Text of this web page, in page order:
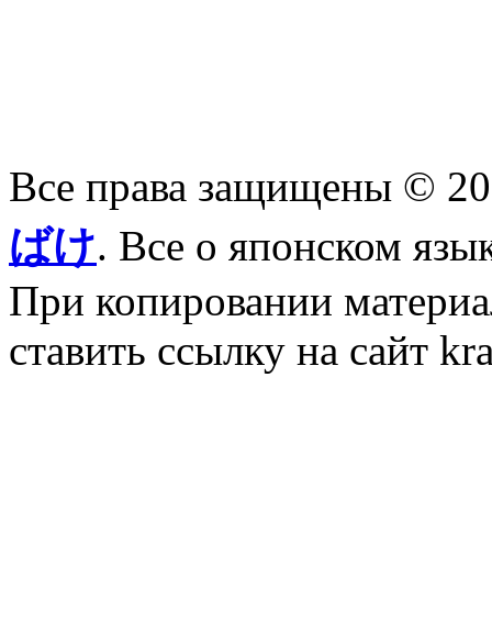
Все права защищены ©
ばけ. Все о японском
При копировании
ставить ссылку на сайт